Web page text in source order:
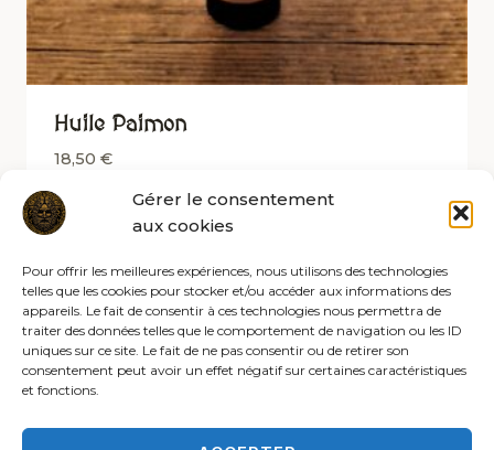
Gérer le consentement
aux cookies
Pour offrir les meilleures expériences, nous utilisons des technologies
telles que les cookies pour stocker et/ou accéder aux informations des
appareils. Le fait de consentir à ces technologies nous permettra de
traiter des données telles que le comportement de navigation ou les ID
uniques sur ce site. Le fait de ne pas consentir ou de retirer son
consentement peut avoir un effet négatif sur certaines caractéristiques
et fonctions.
Huile Paimon
18,50 €